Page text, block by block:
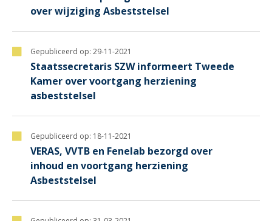
over wijziging Asbeststelsel
Gepubliceerd op: 29-11-2021
Staatssecretaris SZW informeert Tweede
Kamer over voortgang herziening
asbeststelsel
Gepubliceerd op: 18-11-2021
VERAS, VVTB en Fenelab bezorgd over
inhoud en voortgang herziening
Asbeststelsel